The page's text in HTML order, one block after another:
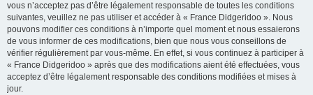
vous n’acceptez pas d’être légalement responsable de toutes les conditions
suivantes, veuillez ne pas utiliser et accéder à « France Didgeridoo ». Nous
pouvons modifier ces conditions à n’importe quel moment et nous essaierons
de vous informer de ces modifications, bien que nous vous conseillons de
vérifier régulièrement par vous-même. En effet, si vous continuez à participer à
« France Didgeridoo » après que des modifications aient été effectuées, vous
acceptez d’être légalement responsable des conditions modifiées et mises à
jour.